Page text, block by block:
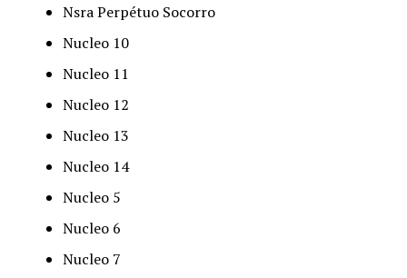
Nsra Perpétuo Socorro
Nucleo 10
Nucleo 11
Nucleo 12
Nucleo 13
Nucleo 14
Nucleo 5
Nucleo 6
Nucleo 7